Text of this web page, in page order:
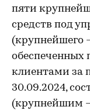
пяти
средств под
(крупнейшего
клиентами за
30.09.2024,
(крупнейшим